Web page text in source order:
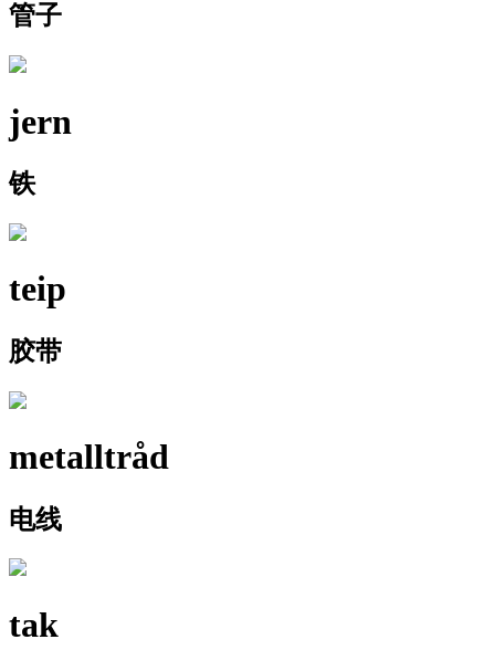
管子
jern
铁
teip
胶带
metalltråd
电线
tak